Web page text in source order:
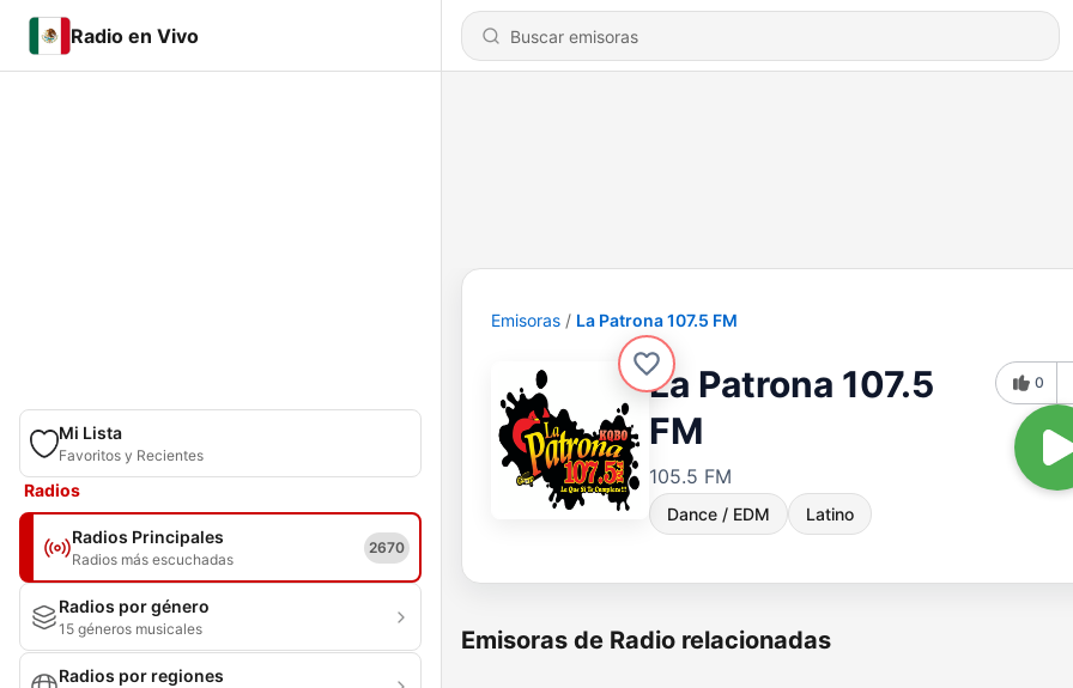
Radio en Vivo
Mi Lista
Favoritos y Recientes
Radios
Radios Principales
Radios más escuchadas
2670
Radios por género
15 géneros musicales
Radios por regiones
Emisoras La Patrona 107.5 FM
La Patrona 107.5
FM
105.5 FM
Dance / EDM Latino
0
Emisoras de Radio relacionadas